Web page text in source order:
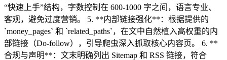
“快速上手”结构，字数控制在 600-1000 字之间，语言专业、
客观，避免过度营销。 5. **内部链接强化**：根据提供的
`money_pages` 和 `related_paths`，在文中自然植入高权重的内
部链接（Do-follow），引导爬虫深入抓取核心内容页。 6. **
合规与声明**：文末明确列出 Sitemap 和 RSS 链接，符合